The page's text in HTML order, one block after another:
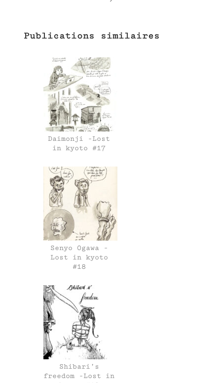
Publications similaires
Daimonji -Lost
in kyoto #17
Senyo Ogawa -
Lost in kyoto
#18
Shibari’s
freedom -Lost in